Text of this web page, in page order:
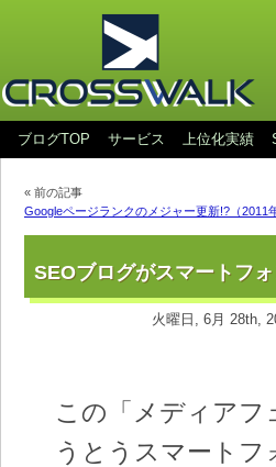
ブログTOP サービス 上位化実績
« 前の記事
Googleページランクのメジャー更新!?（2011
SEOブログがスマートフ
火曜日, 6月 28th,
この「メディアフ
うとうスマートフ